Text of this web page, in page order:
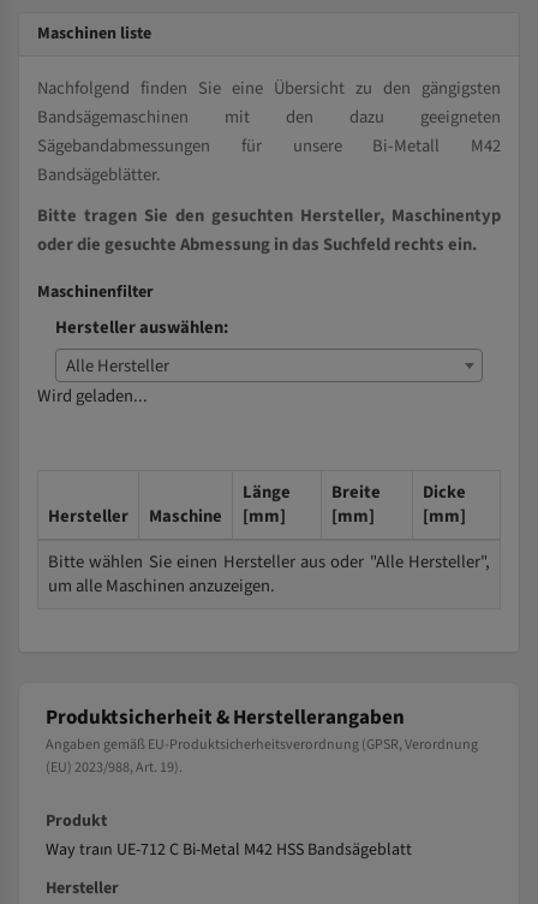
Maschinen liste
Nachfolgend finden Sie eine Übersicht zu den gängigsten
Bandsägemaschinen mit den dazu geeigneten
Sägebandabmessungen für unsere Bi-Metall M42
Bandsägeblätter.
Bitte tragen Sie den gesuchten Hersteller, Maschinentyp
oder die gesuchte Abmessung in das Suchfeld rechts ein.
Maschinenfilter
Hersteller auswählen:
Alle Hersteller
Wird geladen...
Hersteller Maschine
Länge
[mm]
Breite
[mm]
Dicke
[mm]
Bitte wählen Sie einen Hersteller aus oder "Alle Hersteller",
um alle Maschinen anzuzeigen.
Produktsicherheit & Herstellerangaben
Angaben gemäß EU-Produktsicherheitsverordnung (GPSR, Verordnung
(EU) 2023/988, Art. 19).
Produkt
Way traın UE-712 C Bi-Metal M42 HSS Bandsägeblatt
Hersteller